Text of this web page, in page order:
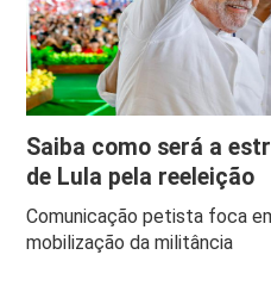
Saiba como será a
de Lula pela reeleição
Comunicação petista foca
mobilização da militância